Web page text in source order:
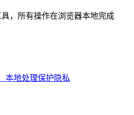
，所有操作在浏览器本地完成
本地处理保护隐私